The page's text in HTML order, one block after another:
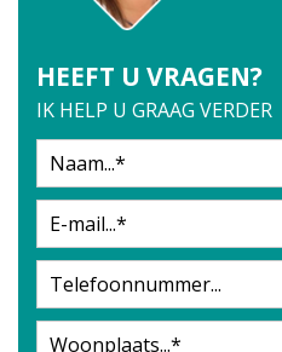
HEEFT U VRAGEN?
IK HELP U GRAAG VERDER